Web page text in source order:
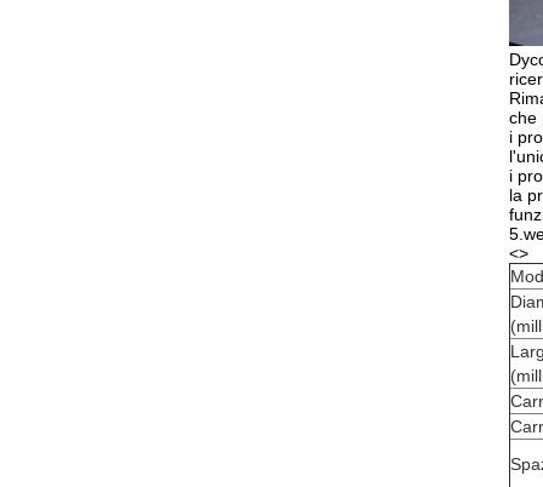
che
i
i
la
<>